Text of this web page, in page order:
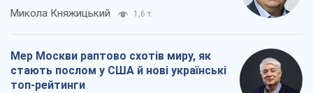
Микола Княжицький 1,6 т.
Мер Москви раптово схотів миру, як
стають послом у США й нові українські
топ-рейтинги